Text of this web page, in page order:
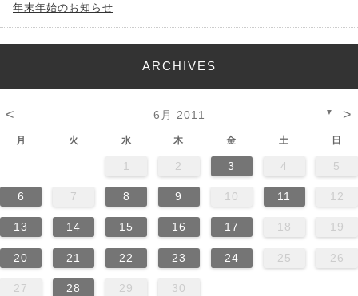
年末年始のお知らせ
ARCHIVES
< 6月 2011 ▼ >
月 火 水 木 金 土 日
1 2 3 4 5
6 7 8 9 10 11 12
13 14 15 16 17 18 19
20 21 22 23 24 25 26
27 28 29 30